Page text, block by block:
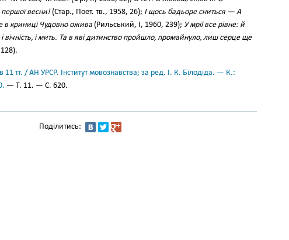
першої весни!(Стар., Поет. тв., 1958, 26); І щось бадьоре сниться — А
криниці Чудовно ожива (Рильський, І, 1960, 239); У мрії все рівне: й
вічність, і мить. Та в яві дитинство пройшло, промайнуло, лиш серце ще
11 тт. / АН УРСР. Інститут мовознавства; за ред. І. К. Білодіда. — К.:
— Т. 11. — С. 620.
Поділитись: